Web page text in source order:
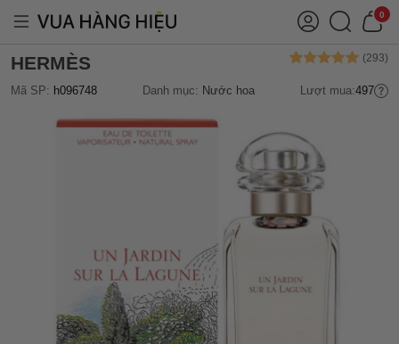
0
HERMÈS
Mã SP: h096748 Danh mục: Nước hoa Lượt mua:497